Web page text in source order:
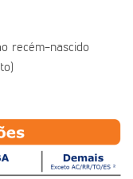
recém-nascido